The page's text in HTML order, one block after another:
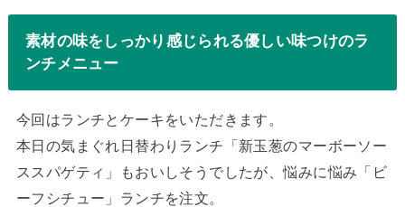
素材の味をしっかり感じられる優しい味つけのラ
ンチメニュー
今回はランチとケーキをいただきます。
本日の気まぐれ日替わりランチ「新玉葱のマーボーソー
ススパゲティ」もおいしそうでしたが、悩みに悩み「ビ
ーフシチュー」ランチを注文。